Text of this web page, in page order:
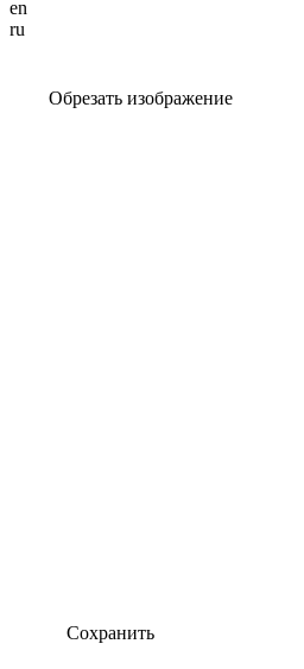
en
ru
Обрезать изображение
Сохранить